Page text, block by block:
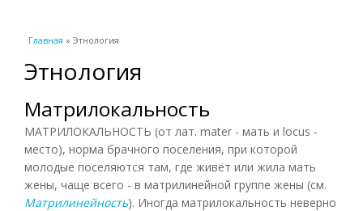
Вы здесь
Главная » Этнология
Этнология
Матрилокальность
МАТРИЛОКАЛЬНОСТЬ (от лат. mater - мать и locus -
место), норма брачного поселения, при которой
молодые поселяются там, где живёт или жила мать
жены, чаще всего - в матрилинейной группе жены (см.
Матрилинейность). Иногда матрилокальность неверно